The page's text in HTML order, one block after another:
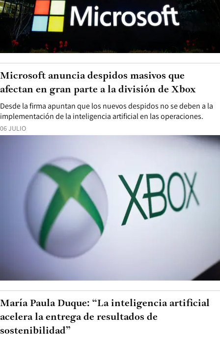
06 JULIO
Desde la firma apuntan que los nuevos despidos no se deben a la
implementación de la inteligencia artificial en las operaciones.
Microsoft anuncia despidos masivos que
afectan en gran parte a la división de Xbox
María Paula Duque: “La inteligencia artificial
acelera la entrega de resultados de
sostenibilidad”